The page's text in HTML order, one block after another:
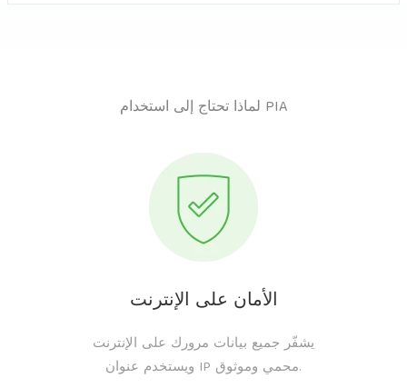
لماذا تحتاج إلى استخدام PIA
الأمان على الإنترنت
يشفّر جميع بيانات مرورك على الإنترنت
ويستخدم عنوان IP محمي وموثوق.